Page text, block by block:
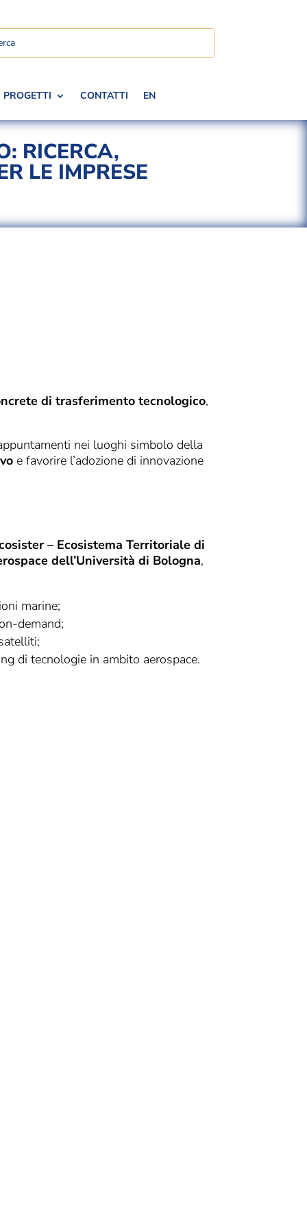
PROGETTI CONTATTI EN
RICERCA,
LE IMPRESE
di trasferimento tecnologico,
nei luoghi simbolo della
e favorire l’adozione di innovazione
– Ecosistema Territoriale di
dell’Università di Bologna,
marine;
demand;
di tecnologie in ambito aerospace.